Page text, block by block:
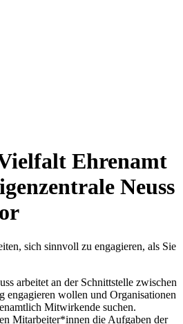
Ehrenamt
Neuss
sich sinnvoll zu engagieren, als Sie
arbeitet an der Schnittstelle zwischen
engagieren wollen und Organisationen
Mitwirkende suchen.
Mitarbeiter*innen die Aufgaben der